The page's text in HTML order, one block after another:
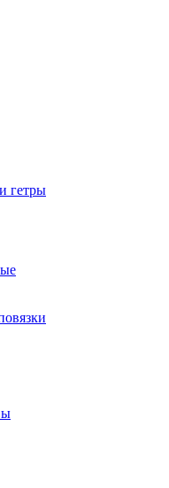
гетры